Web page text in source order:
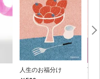
人生のお福分け
万